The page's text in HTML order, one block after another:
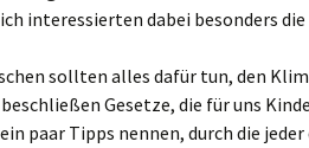
Langenfeld
Leverkusen
Meerbusch
interessierten dabei besonders
sollten alles dafür tun, den
Gesetze, die für uns
paar Tipps nennen, durch die